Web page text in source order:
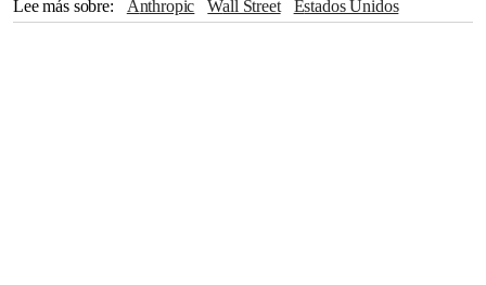
Lee más sobre
Anthropic Wall Street
Estados Unidos